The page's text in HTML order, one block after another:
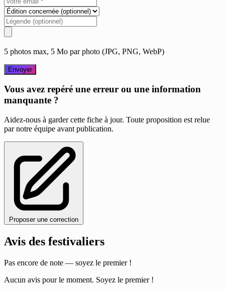
5 photos max, 5 Mo par photo (JPG, PNG, WebP)
Envoyer
Vous avez repéré une erreur ou une information
manquante ?
Aidez-nous à garder cette fiche à jour. Toute proposition est relue
par notre équipe avant publication.
Proposer une correction
Avis des festivaliers
Pas encore de note — soyez le premier !
Aucun avis pour le moment. Soyez le premier !